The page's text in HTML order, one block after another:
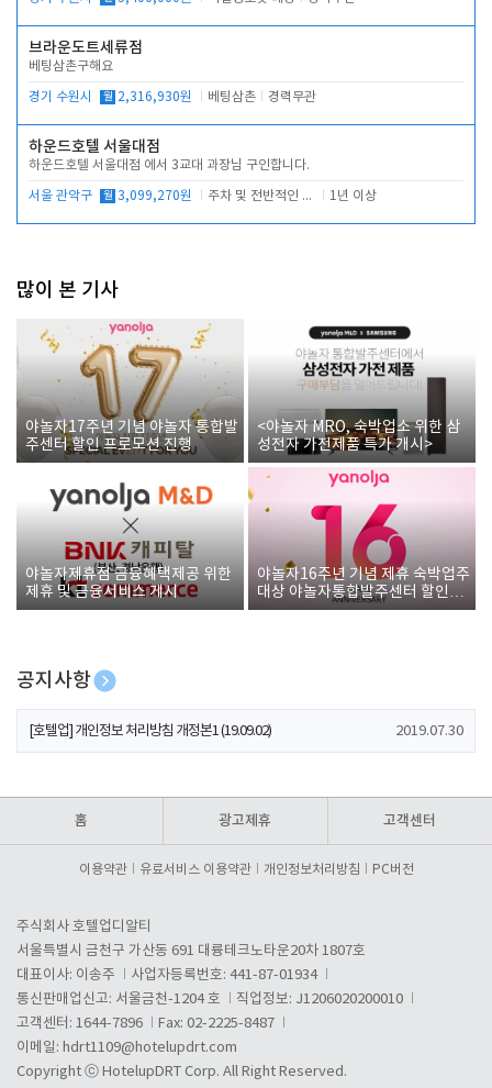
브라운도트세류점
베팅삼촌구해요
경기 수원시 월 2,316,930원 베팅삼촌 경력무관
하운드호텔 서울대점
하운드호텔 서울대점 에서 3교대 과장님 구인합니다.
서울 관악구 월 3,099,270원 주차 및 전반적인 당번업무 1년 이상
많이 본 기사
야놀자17주년 기념 야놀자 통합발
주센터 할인 프로모션 진행
<야놀자 MRO, 숙박업소 위한 삼
성전자 가전제품 특가 개시>
야놀자제휴점 금융혜택제공 위한
제휴 및 금융서비스 게시
야놀자16주년 기념 제휴 숙박업주
대상 야놀자통합발주센터 할인쿠
폰 증정
공지사항
[호텔업] 개인정보 처리방침 개정본2 (19.09.02)
[호텔업] 개인정보 처리방침 개정본1 (19.09.02) 2019.07.30
홈 광고제휴 고객센터
이용약관 유료서비스 이용약관 개인정보처리방침 PC버전
주식회사 호텔업디알티
서울특별시 금천구 가산동 691 대륭테크노타운20차 1807호
대표이사: 이송주
사업자등록번호: 441-87-01934
통신판매업신고: 서울금천-1204 호
직업정보: J1206020200010
고객센터: 1644-7896
Fax: 02-2225-8487
이메일: hdrt1109@hotelupdrt.com
Copyright ⓒ HotelupDRT Corp. All Right Reserved.